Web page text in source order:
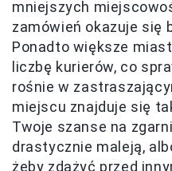
mniejszych
zamówień okazuje się
Ponadto większe
liczbę kurierów, co
rośnie w
miejscu znajduje się
Twoje szanse na
drastycznie maleją,
żeby zdążyć przed